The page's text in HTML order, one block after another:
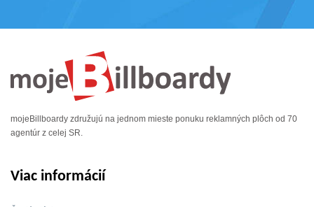
mojeBillboardy združujú na jednom mieste ponuku reklamných plôch od 70
agentúr z celej SR.
Viac informácií